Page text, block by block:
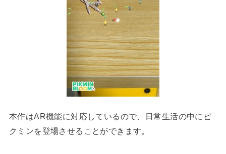
本作はAR機能に対応しているので、日常生活の中にピ
クミンを登場させることができます。